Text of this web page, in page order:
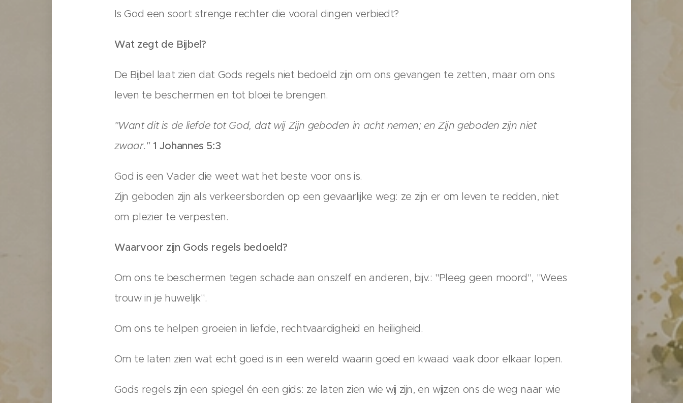
Is God een soort strenge rechter die vooral dingen verbiedt?
Wat zegt de Bijbel?
De Bijbel laat zien dat Gods regels niet bedoeld zijn om ons gevangen te zetten, maar om ons
leven te beschermen en tot bloei te brengen.
"Want dit is de liefde tot God, dat wij Zijn geboden in acht nemen; en Zijn geboden zijn niet
zwaar." 1 Johannes 5:3
God is een Vader die weet wat het beste voor ons is.
Zijn geboden zijn als verkeersborden op een gevaarlijke weg: ze zijn er om leven te redden, niet
om plezier te verpesten.
Waarvoor zijn Gods regels bedoeld?
Om ons te beschermen tegen schade aan onszelf en anderen, bijv.: "Pleeg geen moord", "Wees
trouw in je huwelijk".
Om ons te helpen groeien in liefde, rechtvaardigheid en heiligheid.
Om te laten zien wat echt goed is in een wereld waarin goed en kwaad vaak door elkaar lopen.
Gods regels zijn een spiegel én een gids: ze laten zien wie wij zijn, en wijzen ons de weg naar wie